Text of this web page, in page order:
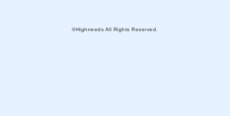
©Highneeds All Rights Reserved.